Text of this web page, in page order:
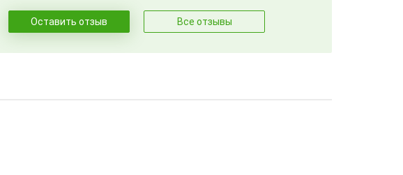
Оставить отзыв Все отзывы